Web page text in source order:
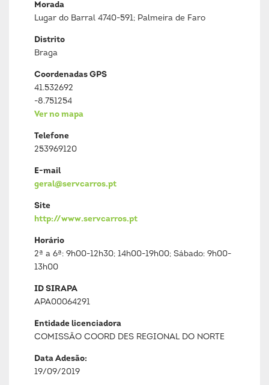
Morada
Lugar do Barral 4740-591; Palmeira de Faro
Distrito
Braga
Coordenadas GPS
41.532692
-8.751254
Ver no mapa
Telefone
253969120
E-mail
geral@servcarros.pt
Site
http://www.servcarros.pt
Horário
2ª a 6ª: 9h00-12h30; 14h00-19h00; Sábado: 9h00-
13h00
ID SIRAPA
APA00064291
Entidade licenciadora
COMISSÃO COORD DES REGIONAL DO NORTE
Data Adesão:
19/09/2019